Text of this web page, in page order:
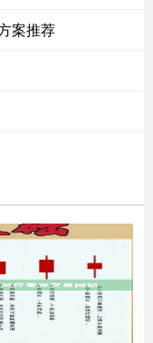
案推荐